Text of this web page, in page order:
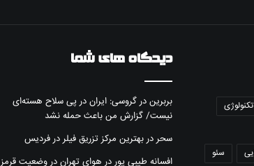
تکنولوژی
سئو
دیدگاه های شما
بربرین درگروسی: ایران در پی سلاح هسته‌ای
نیست/ گزارش من باعث حمله نشد
سحر دربهترین مرکز تزریق فیلر در فردیس
افسانه طیبی پوردر هوای تهران در وضعیت قرمز